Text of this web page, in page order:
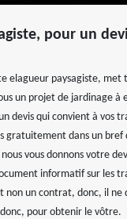
pour un
elagueur paysagiste, met
un projet de jardinage à
devis qui convient à vos
gratuitement dans un bref
vous donnons votre
informatif sur les
non un contrat, donc, il ne
pour obtenir le vôtre.